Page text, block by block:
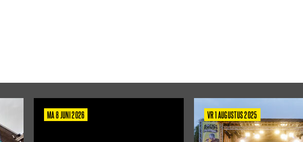
MA 8 JUNI 2026 VR 1 AUGUSTUS 2025